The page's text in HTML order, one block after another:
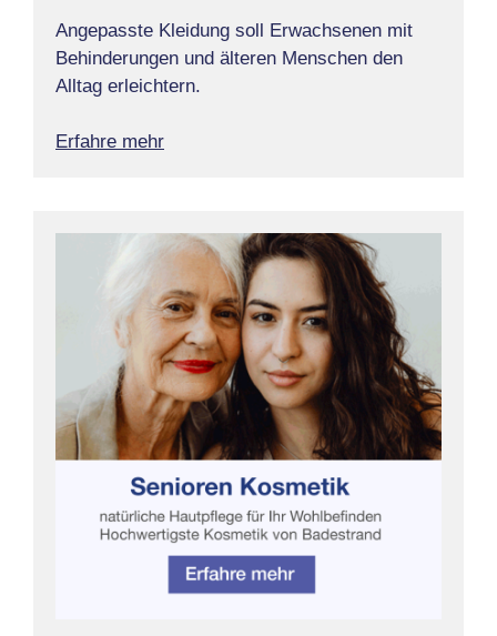
Angepasste Kleidung soll Erwachsenen mit
Behinderungen und älteren Menschen den
Alltag erleichtern.
Erfahre mehr